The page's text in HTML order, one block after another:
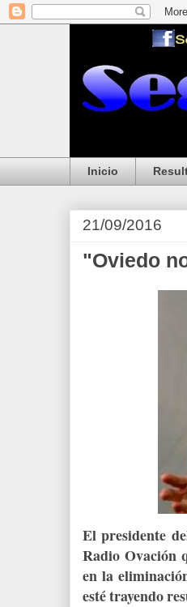
Inicio
21/09/2016
"Oviedo
El presidente
Radio Ovación
en la
esté trayendo